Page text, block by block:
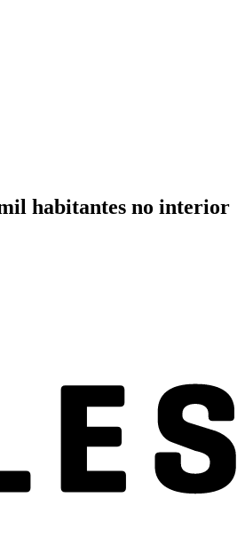
habitantes no interior